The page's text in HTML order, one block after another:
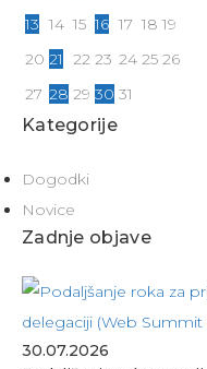
13 14 15 16 17 18 19
20 21 22 23 24 25 26
27 28 29 30 31
Kategorije
Dogodki
Novice
Zadnje objave
30.07.2026